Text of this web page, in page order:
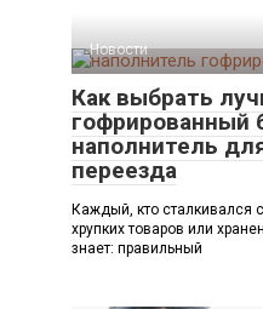
Новости
Как выбрать
гофрированный
наполнитель
переезда
Каждый, кто сталкивался
хрупких товаров или
знает: правильный